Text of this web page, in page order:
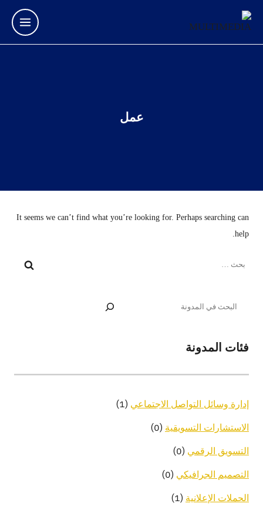
عمل
It seems we can’t find what you’re looking for. Perhaps searching can
help.
فئات المدونة
إدارة وسائل التواصل الاجتماعي (1)
الاستشارات التسويقية (0)
التسويق الرقمي (0)
التصميم الجرافيكي (0)
الحملات الإعلانية (1)